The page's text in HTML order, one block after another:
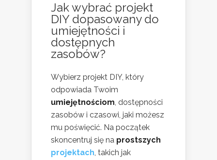
Jak wybrać projekt
DIY dopasowany do
umiejętności i
dostępnych
zasobów?
Wybierz projekt DIY, który
odpowiada Twoim
umiejętnościom, dostępności
zasobów i czasowi, jaki możesz
mu poświęcić. Na początek
skoncentruj się na prostszych
projektach, takich jak